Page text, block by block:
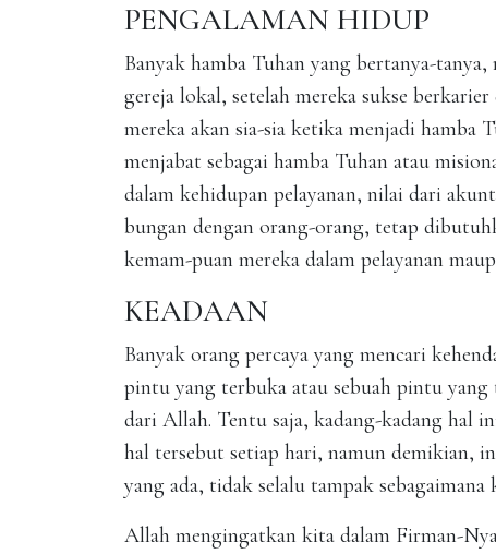
PENGALAMAN HIDUP
Banyak hamba Tuhan yang bertanya-
gereja lokal, setelah mereka sukse
mereka akan sia-sia ketika menjadi hamba
menjabat sebagai hamba Tuhan atau
dalam kehidupan pelayanan, nilai dari
bungan dengan orang-orang, tetap
kemam-puan mereka dalam pelayanan
KEADAAN
Banyak orang percaya yang mencari
pintu yang terbuka atau sebuah pintu
dari Allah. Tentu saja, kadang-kadang hal
hal tersebut setiap hari, namun demikian,
yang ada, tidak selalu tampak sebagaimana
Allah mengingatkan kita dalam Firman-